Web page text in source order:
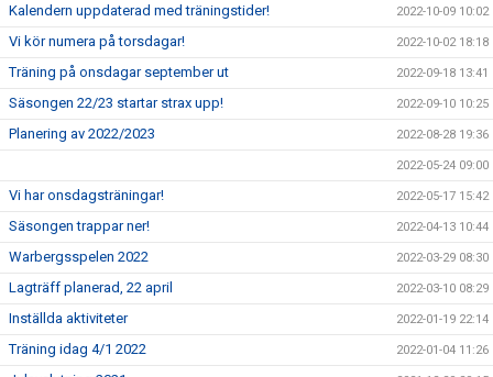
Kalendern uppdaterad med träningstider! 2022-10-09 10:02
Vi kör numera på torsdagar! 2022-10-02 18:18
Träning på onsdagar september ut 2022-09-18 13:41
Säsongen 22/23 startar strax upp! 2022-09-10 10:25
Planering av 2022/2023 2022-08-28 19:36
2022-05-24 09:00
Vi har onsdagsträningar! 2022-05-17 15:42
Säsongen trappar ner! 2022-04-13 10:44
Warbergsspelen 2022 2022-03-29 08:30
Lagträff planerad, 22 april 2022-03-10 08:29
Inställda aktiviteter 2022-01-19 22:14
Träning idag 4/1 2022 2022-01-04 11:26